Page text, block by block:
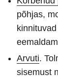
põhjas,
Arvuti.
sisemust